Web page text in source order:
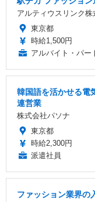
アルティウスリンク株
東京都
時給1,500円
アルバイト・パー
韓国語を活かせる電
連営業
株式会社パソナ
東京都
時給2,300円
派遣社員
ファッション業界の